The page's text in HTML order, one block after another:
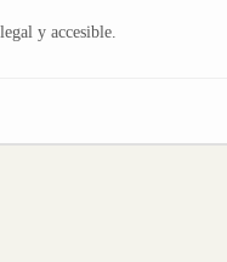
y accesible.